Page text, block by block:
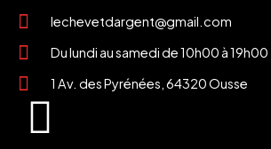
lechevetdargent@gmail.com
Du lundi au samedi de 10h00 à 19h00
1 Av. des Pyrénées, 64320 Ousse